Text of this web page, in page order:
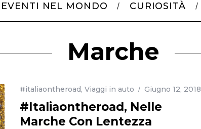
EVENTI NEL MONDO CURIOSITÀ
Marche
#italiaontheroad, Viaggi in auto Giugno 12, 2018
#Italiaontheroad, Nelle
Marche Con Lentezza